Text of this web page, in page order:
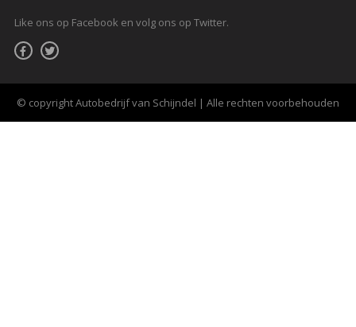
Like ons op Facebook en volg ons op Twitter.
© copyright Autobedrijf van Schijndel | Alle rechten voorbehouden